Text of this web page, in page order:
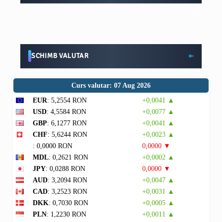
SCHIMB VALUTAR
Curs valutar: 07 Aug 2026
EUR: 5,2554 RON
+0,0041 ▲
USD: 4,5584 RON
+0,0077 ▲
GBP: 6,1277 RON
+0,0041 ▲
CHF: 5,6244 RON
+0,0023 ▲
: 0,0000 RON
0,0000 ▼
MDL: 0,2621 RON
+0,0002 ▲
JPY: 0,0288 RON
0,0000 ▼
AUD: 3,2094 RON
+0,0047 ▲
CAD: 3,2523 RON
+0,0031 ▲
DKK: 0,7030 RON
+0,0005 ▲
PLN: 1,2230 RON +0,0011 ▲